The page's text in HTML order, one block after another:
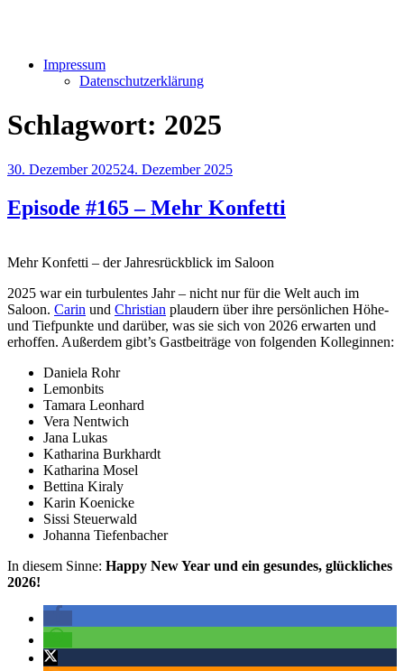
Impressum
Datenschutzerklärung
Schlagwort: 2025
Veröffentlicht
30. Dezember 202524. Dezember 2025
Episode #165 – Mehr Konfetti
Mehr Konfetti – der Jahresrückblick im Saloon
2025 war ein turbulentes Jahr – nicht nur für die Welt auch im
Saloon. Carin und Christian plaudern über ihre persönlichen Höhe-
und Tiefpunkte und darüber, was sie sich von 2026 erwarten und
erhoffen. Außerdem gibt’s Gastbeiträge von folgenden Kolleginnen:
Daniela Rohr
Lemonbits
Tamara Leonhard
Vera Nentwich
Jana Lukas
Katharina Burkhardt
Katharina Mosel
Bettina Kiraly
Karin Koenicke
Sissi Steuerwald
Johanna Tiefenbacher
In diesem Sinne: Happy New Year und ein gesundes, glückliches
2026!